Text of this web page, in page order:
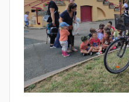
municipale
de
Lyon